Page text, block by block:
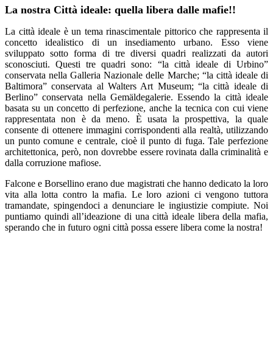
La nostra Città ideale: quella libera dalle mafie!!
La città ideale è un tema rinascimentale pittorico che rappresenta il
concetto idealistico di un insediamento urbano. Esso viene
sviluppato sotto forma di tre diversi quadri realizzati da autori
sconosciuti. Questi tre quadri sono: “la città ideale di Urbino”
conservata nella Galleria Nazionale delle Marche; “la città ideale di
Baltimora” conservata al Walters Art Museum; “la città ideale di
Berlino” conservata nella Gemäldegalerie. Essendo la città ideale
basata su un concetto di perfezione, anche la tecnica con cui viene
rappresentata non è da meno. È usata la prospettiva, la quale
consente di ottenere immagini corrispondenti alla realtà, utilizzando
un punto comune e centrale, cioè il punto di fuga. Tale perfezione
architettonica, però, non dovrebbe essere rovinata dalla criminalità e
dalla corruzione mafiose.
Falcone e Borsellino erano due magistrati che hanno dedicato la loro
vita alla lotta contro la mafia. Le loro azioni ci vengono tuttora
tramandate, spingendoci a denunciare le ingiustizie compiute. Noi
puntiamo quindi all’ideazione di una città ideale libera della mafia,
sperando che in futuro ogni città possa essere libera come la nostra!